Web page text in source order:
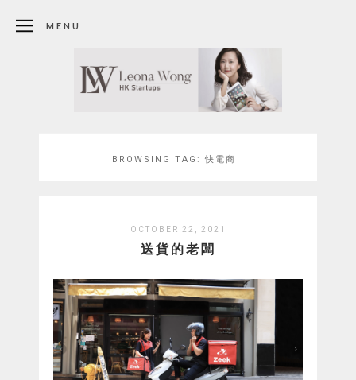
MENU
BROWSING TAG: 快電商
OCTOBER 22, 2021
送貨的老闆